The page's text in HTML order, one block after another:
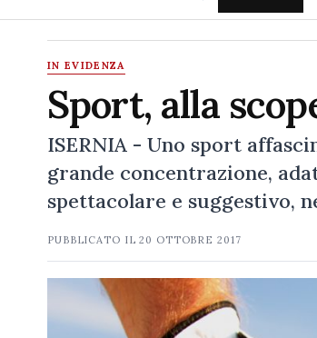
IN EVIDENZA
Sport, alla
ISERNIA - Uno sport
grande concentrazione,
spettacolare e suggestivo,
PUBBLICATO IL20 OTTOBRE 2017